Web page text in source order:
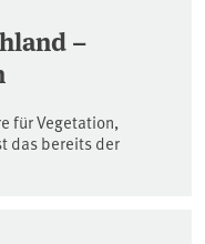
–
für Vegetation,
das bereits der